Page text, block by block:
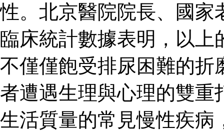
性。北京醫院院長、國家
臨床統計數據表明，以上
不僅僅飽受排尿困難的折
者遭遇生理與心理的雙重
生活質量的常見慢性疾病